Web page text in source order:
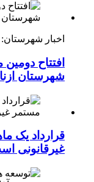
اخبار شهرستان:
افتتاح
شهرستان ازنا
قرارداد یک
غیرقانونی